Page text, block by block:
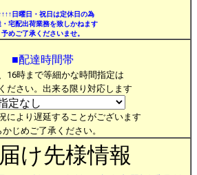
日曜日・祝日は定休日の為
・宅配出荷業務を致しかねます
予めご了承くださいませ。
■配達時間帯
16時まで等細かな時間指定は
ださい。出来る限り対応します
により遅延することがございます
かじめご了承ください。
け先様情報